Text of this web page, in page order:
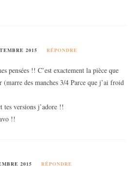
2015 RÉPONDRE
pensées !! C’est exactement la pièce que
des manches 3/4 Parce que j’ai froid
tes versions j’adore !!
!!
2015 RÉPONDRE